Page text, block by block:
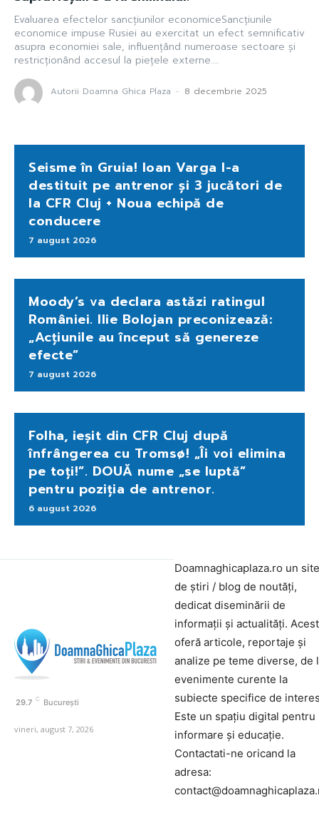
Evaluarea efectelor sancțiunilor economiceSancțiunile
economice impuse Rusiei au exercitat un efect semnificativ
asupra economiei sale, influențând numeroase sectoare și
restricționând accesul la piețele externe....
Autorii Doamna Ghica Plaza - 8 decembrie 2025
Seisme în Gruia! Ioan Varga l-a
destituit pe antrenor și 3 jucători de
la CFR Cluj + Noua echipă de
conducere
7 august 2026
Moody’s va declara astăzi ratingul
României. Ilie Bolojan preconizează:
„Acțiunile au început să genereze
efecte”
7 august 2026
Folha, ieșit din CFR Cluj după
înfrângerea cu Tromsø! „Îi voi elimina
pe toți!”. DOUĂ nume „se luptă”
pentru poziția de antrenor.
6 august 2026
29.7 C București
vineri, august 7, 2026
Doamnaghicaplaza.ro un site
de știri / blog de noutăți,
dedicat diseminării de
informații și actualități.
oferă articole, reportaje și
analize pe teme diverse, de
evenimente curente la
subiecte specifice de
Este un spațiu digital pentru
informare și educație.
Contactati-ne oricand la
adresa: